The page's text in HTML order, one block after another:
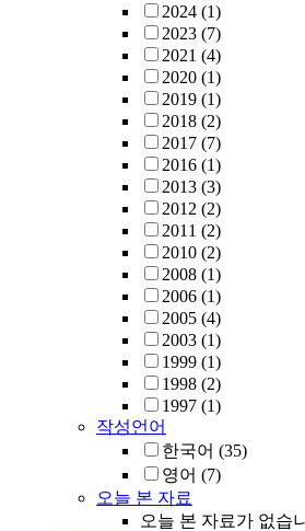
2024 (1)
2023 (7)
2021 (4)
2020 (1)
2019 (1)
2018 (2)
2017 (7)
2016 (1)
2013 (3)
2012 (2)
2011 (2)
2010 (2)
2008 (1)
2006 (1)
2005 (4)
2003 (1)
1999 (1)
1998 (2)
1997 (1)
작성언어
한국어 (35)
영어 (7)
오늘 본 자료
오늘 본 자료가 없습